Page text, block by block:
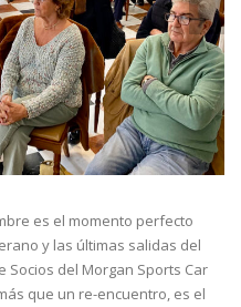
es el momento perfecto
y las últimas salidas del
Socios del Morgan Sports Car
que un re-encuentro, es el